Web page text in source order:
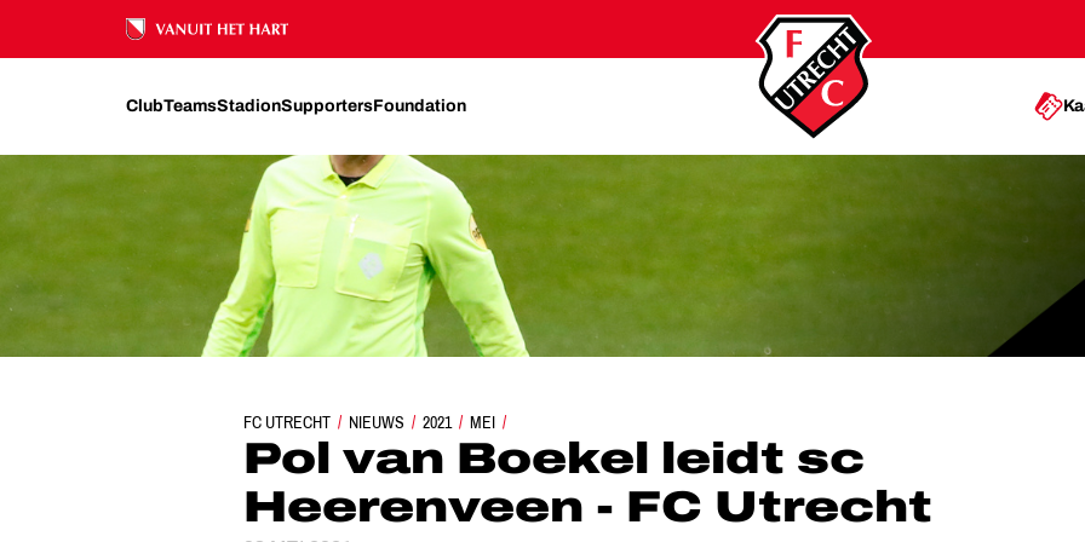
Ons nalatenschap
ClubTeamsStadionSupportersFoundation
FC UTRECHT NIEUWS 2021 MEI
POL VAN BOEKEL LEIDT SC HEERENVEEN - FC UTRECHT
Pol van Boekel leidt sc
Heerenveen - FC Utrecht